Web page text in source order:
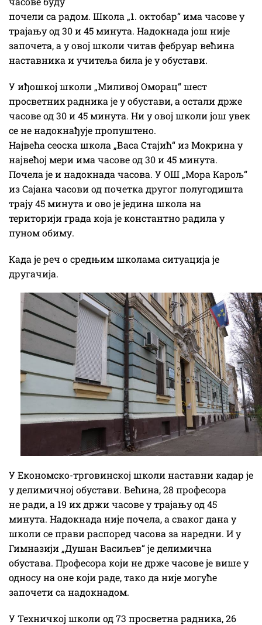
почели са радом. Школа „1. октобар“ има часове у
трајању од 30 и 45 минута. Надокнада још није
започета, а у овој школи читав фебруар већина
наставника и учитеља била је у обустави.
У иђошкој школи „Миливој Оморац“ шест
просветних радника је у обустави, а остали држе
часове од 30 и 45 минута. Ни у овој школи још увек
се не надокнађује пропуштено.
Највећа сеоска школа „Васа Стајић“ из Мокрина у
највећој мери има часове од 30 и 45 минута.
Почела је и надокнада часова. У ОШ „Мора Карољ“
из Сајана часови од почетка другог полугодишта
трају 45 минута и ово је једина школа на
територији града која је константно радила у
пуном обиму.
Када је реч о средњим школама ситуација је
другачија.
У Економско-трговинској школи наставни кадар је
у делимичној обустави. Већина, 28 професора
не ради, а 19 их држи часове у трајању од 45
минута. Надокнада није почела, а сваког дана у
школи се прави распоред часова за наредни. И у
Гимназији „Душан Васиљев“ је делимична
обустава. Професора који не држе часове је више у
односу на оне који раде, тако да није могуће
започети са надокнадом.
У Техничкој школи од 73 просветна радника, 26